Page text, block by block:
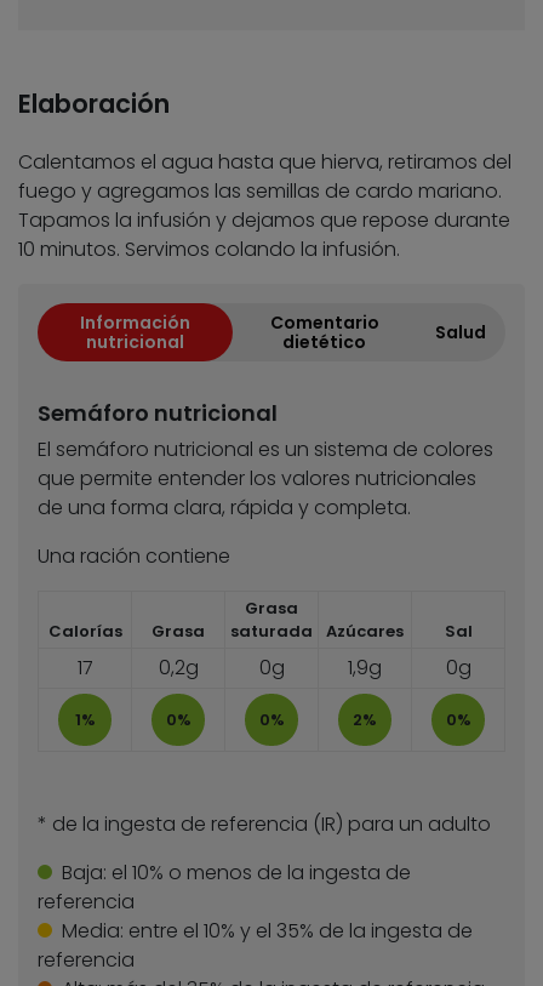
Elaboración
Calentamos el agua hasta que hierva, retiramos del
fuego y agregamos las semillas de cardo mariano.
Tapamos la infusión y dejamos que repose durante
10 minutos. Servimos colando la infusión.
Información
nutricional
Comentario
dietético
Salud
Semáforo nutricional
El semáforo nutricional es un sistema de colores
que permite entender los valores nutricionales
de una forma clara, rápida y completa.
Una ración contiene
Calorías Grasa
Grasa
saturada
Azúcares Sal
17 0,2g 0g 1,9g 0g
1% 0% 0% 2% 0%
* de la ingesta de referencia (IR) para un adulto
Baja: el 10% o menos de la ingesta de
referencia
Media: entre el 10% y el 35% de la ingesta de
referencia